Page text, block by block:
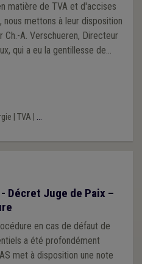
matière de TVA et d'accises
mettons à leur disposition
Ch.-A. Verschueren, Directeur
qui a eu la gentillesse de
certitude absolue, ayant été
un outil d'aide à la
d'accises en vigueur
TVA ...
Décret Juge de Paix –
en cas de défaut de
a été profondément
met à disposition une note